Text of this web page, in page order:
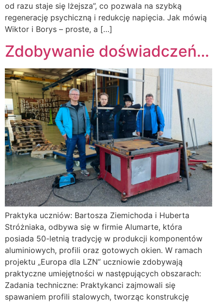
od razu staje się lżejsza”, co pozwala na szybką
regenerację psychiczną i redukcję napięcia. Jak mówią
Wiktor i Borys – proste, a […]
Zdobywanie doświadczeń…
Praktyka uczniów: Bartosza Ziemichoda i Huberta
Stróżniaka, odbywa się w firmie Alumarte, która
posiada 50-letnią tradycję w produkcji komponentów
aluminiowych, profili oraz gotowych okien. W ramach
projektu „Europa dla LZN” uczniowie zdobywają
praktyczne umiejętności w następujących obszarach:
Zadania techniczne: Praktykanci zajmowali się
spawaniem profili stalowych, tworząc konstrukcję